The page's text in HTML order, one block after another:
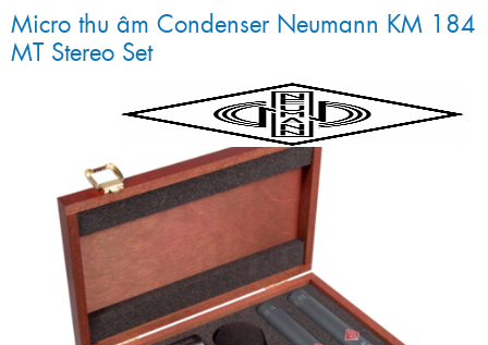
Micro thu âm Condenser Neumann KM 184
MT Stereo Set